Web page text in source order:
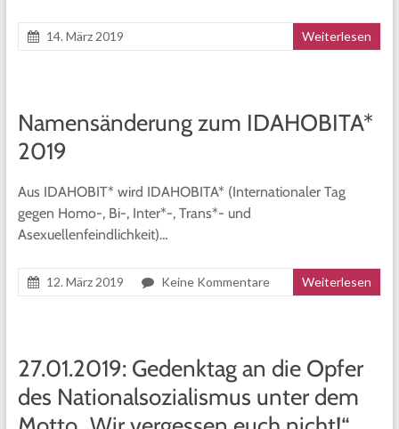
14. März 2019 Weiterlesen
Namensänderung zum IDAHOBITA*
2019
Aus IDAHOBIT* wird IDAHOBITA* (Internationaler Tag
gegen Homo-, Bi-, Inter*-, Trans*- und
Asexuellenfeindlichkeit)…
12. März 2019 Keine Kommentare Weiterlesen
27.01.2019: Gedenktag an die Opfer
des Nationalsozialismus unter dem